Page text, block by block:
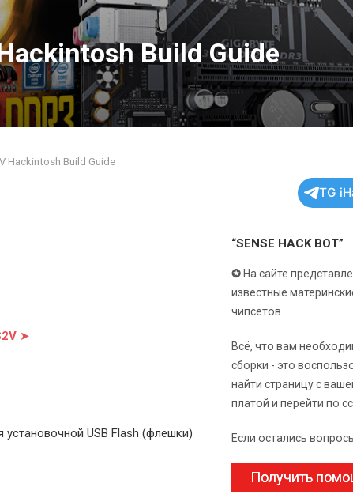
Build Guide
Hackintosh Build Guide
➤
установочной USB Flash (флешки)
TG
“SENSE HACK BOT”
✪ На сайте
известные
чипсетов.
Всё, что вам
сборки - это
найти страницу с
платой и перейти по
Если остались
Получить